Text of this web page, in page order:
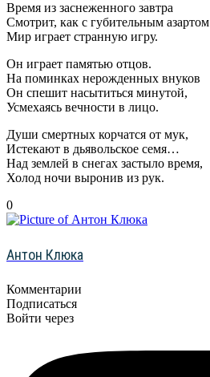
Время из заснеженного завтра
Смотрит, как с губительным азартом
Мир играет странную игру.
Он играет памятью отцов.
На поминках нерожденных внуков
Он спешит насытиться минутой,
Усмехаясь вечности в лицо.
Души смертных корчатся от мук,
Истекают в дьявольское семя…
Над землей в снегах застыло время,
Холод ночи выронив из рук.
0
Антон Клюка
Комментарии
Подписаться
Войти через